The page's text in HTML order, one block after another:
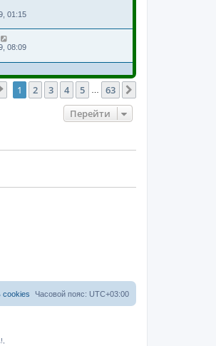
01:15
08:09
Страница1 из 63
1 2 3 4 5 63
Перейти
Часовой пояс: UTC+03:00
cookies